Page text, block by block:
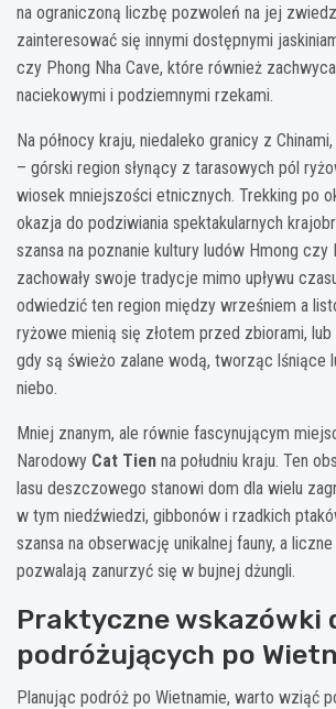
na ograniczoną liczbę pozwoleń na jej
zainteresować się innymi dostępnymi
czy Phong Nha Cave, które również
naciekowymi i podziemnymi rzekami.
Na północy kraju, niedaleko granicy z
– górski region słynący z tarasowych pól
wiosek mniejszości etnicznych. Trekking po
okazja do podziwiania spektakularnych
szansa na poznanie kultury ludów Hmong czy
zachowały swoje tradycje mimo upływu
odwiedzić ten region między wrześniem a
ryżowe mienią się złotem przed zbiorami,
gdy są świeżo zalane wodą, tworząc lśniące
niebo.
Mniej znanym, ale równie fascynującym
Narodowy Cat Tien na południu kraju. Ten
lasu deszczowego stanowi dom dla wielu
w tym niedźwiedzi, gibbonów i rzadkich
szansa na obserwację unikalnej fauny, a
pozwalają zanurzyć się w bujnej dżungli.
Praktyczne wskazówki
podróżujących po
Planując podróż po Wietnamie, warto wziąć